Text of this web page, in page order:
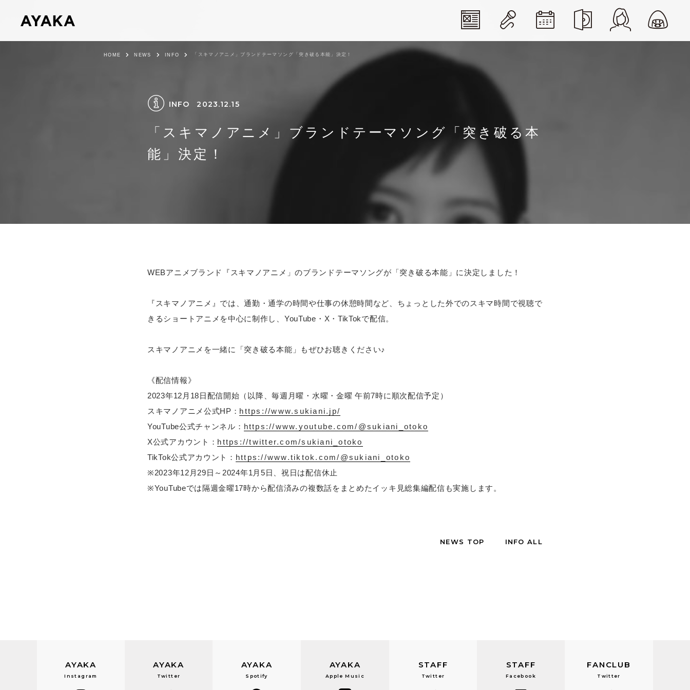
HOME NEWS INFO 「スキマノアニメ」ブランドテーマソング「突き破る本能」決定！
INFO 2023.12.15
「スキマノアニメ」ブランドテーマソング「突き破る本
能」決定！
WEBアニメブランド『スキマノアニメ」のブランドテーマソングが「突き破る本能」に決定しました！
『スキマノアニメ』では、通勤・通学の時間や仕事の休憩時間など、ちょっとした外でのスキマ時間で視聴で
きるショートアニメを中心に制作し、YouTube・X・TikTokで配信。
スキマノアニメを一緒に「突き破る本能」もぜひお聴きください♪
《配信情報》
2023年12月18日配信開始（以降、毎週月曜・水曜・金曜 午前7時に順次配信予定）
スキマノアニメ公式HP： https://www.sukiani.jp/
YouTube公式チャンネル： https://www.youtube.com/@sukiani_otoko
X公式アカウント： https://twitter.com/sukiani_otoko
TikTok公式アカウント： https://www.tiktok.com/@sukiani_otoko
※2023年12月29日～2024年1月5日、祝日は配信休止
※YouTubeでは隔週金曜17時から配信済みの複数話をまとめたイッキ見総集編配信も実施します。
NEWS TOP INFO ALL
AYAKA
Instagram
AYAKA
Twitter
AYAKA
Spotify
AYAKA
Apple Music
STAFF
Twitter
STAFF
Facebook
FANCLUB
Twitter